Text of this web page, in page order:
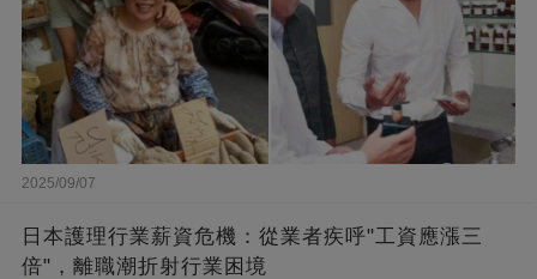
2025/09/07
日本護理行業薪資危機：從業者疾呼"工資應漲三
倍"，離職潮折射行業困境